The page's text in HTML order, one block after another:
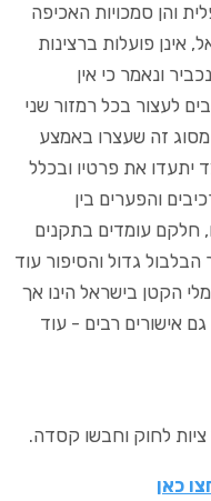
והן סמכויות האכיפה
אינן פועלות ברצינות
ונאמר כי אין
לעצור בכל רמזור שני
מסוג זה שעצרו באמצע
יתעדו את פרטיו ובכלל
והפערים בין
חלקם עומדים בתקנים
גדול והסיפור עוד
הקטן בישראל הינו אך
גם אישורים רבים - עוד
ציות לחוק וחבשו קסדה.
כאן